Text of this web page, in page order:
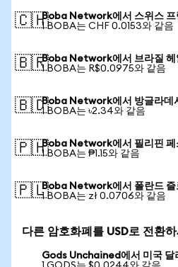
🇨🇭Boba Network에서 스위스 프
1 BOBA는 CHF 0.0153와 같음
🇧🇷Boba Network에서 브라질 헤
1 BOBA는 R$0.0975와 같음
🇧🇩Boba Network에서 방글라데
1 BOBA는 ৳2.34와 같음
🇵🇭Boba Network에서 필리핀 페
1 BOBA는 ₱1.15와 같음
🇵🇱Boba Network에서 폴란드 즐
1 BOBA는 zł 0.0706와 같음
다른 암호화폐를 USD로 전환하
Gods Unchained에서 미국 달